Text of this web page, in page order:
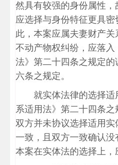
然具有较强的身份属性，
应选择与身份特征更具密
此，本案应属夫妻财产
不动产物权纠纷，应落入
法》第二十四条之规定
六条之规定。
就实体法律的选择
系适用法》第二十四条之
双方并未协议选择适用
一致，且双方一致确认
本案在实体法的选择上，